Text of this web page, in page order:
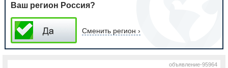
Ваш регион Россия?
Сменить регион ›
объявление-95964